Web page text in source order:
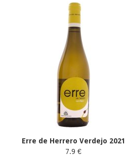
Erre de Herrero Verdejo 2021
7.9 €